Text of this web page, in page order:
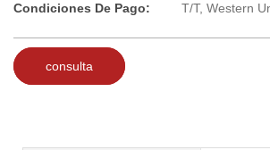
Condiciones De Pago:
T/T, Western
consulta